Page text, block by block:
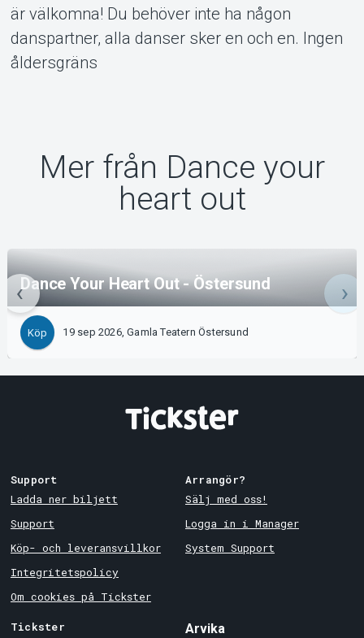
är välkomna! Du behöver inte ha någon
danspartner, alla danser sker en och en. Ingen
åldersgräns
Mer från Dance your
heart out
Dance Your Heart Out - Östersund
Köp 19 sep 2026, Gamla Teatern Östersund
Support
Ladda ner biljett
Support
Köp- och leveransvillkor
Integritetspolicy
Om cookies på Tickster
Arrangör?
Sälj med oss!
Logga in i Manager
System Support
Tickster Arvika